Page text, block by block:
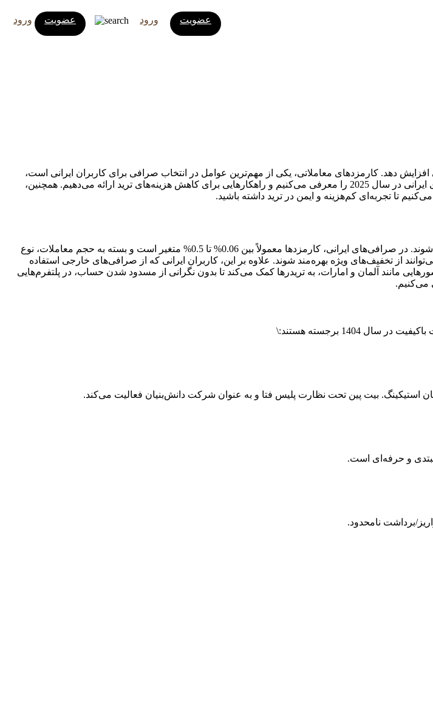
ورود عضویت ورود عضویت
دهد. کارمزدهای معاملاتی، یکی از مهم‌ترین عوامل در انتخاب صرافی برای کاربران ایرانی است،
به‌ویژه با توجه به محدودیت‌های تحریم و نوسانات ارزی. در این مقاله، کم کارمزدترین صرافی‌های ایرانی در سال 2025 را معرفی می‌کنیم و راهکارهایی برای کاهش هزینه‌های ترید ارائه می‌دهیم. همچنین،
تا تجربه‌ای کم‌هزینه و ایمن در ترید داشته باشید.
کارمزدهای معاملاتی، بخشی از هزینه‌های مستقیم ترید هستند که مستقیماً از سود شما کسر می‌شوند. در صرافی‌های ایرانی، کارمزدها معمولاً بین 0.06% تا 0.5% متغیر است و بسته به حجم معاملات، نوع
از تخفیف‌های ویژه بهره‌مند شوند. علاوه بر این، کاربران ایرانی که از صرافی‌های خارجی استفاده
مانند آلمان و امارات، به تریدرها کمک می‌کند تا بدون نگرانی از مسدود شدن حساب، در پلتفرم‌هایی
می‌کنیم.
برجسته هستند:\
مبتدی و حرفه‌ای است.